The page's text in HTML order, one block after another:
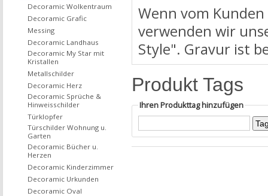
Wenn vom
verwenden wir
Style". Gravur ist
Produkt Tags
Ihren Produkttag hinzufügen
Decoramic Wolkentraum
Decoramic Grafic
Messing
Decoramic Landhaus
Decoramic My Star mit
Kristallen
Metallschilder
Decoramic Herz
Decoramic Sprüche &
Hinweisschilder
Türklopfer
Türschilder Wohnung u.
Garten
Decoramic Bücher u.
Herzen
Decoramic Kinderzimmer
Decoramic Urkunden
Decoramic Oval